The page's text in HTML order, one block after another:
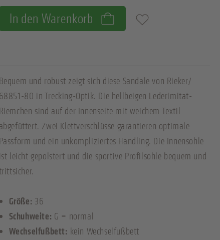
In den Warenkorb Zum Merkzettel hinzufügen
Bequem und robust zeigt sich diese Sandale von Rieker/
68851-80 in Trecking-Optik. Die hellbeigen Lederimitat-
Riemchen sind auf der Innenseite mit weichem Textil
abgefüttert. Zwei Klettverschlüsse garantieren optimale
Passform und ein unkompliziertes Handling. Die Innensohle
ist leicht gepolstert und die sportive Profilsohle bequem und
Größe: 36
Schuhweite: G = normal
Wechselfußbett: kein Wechselfußbett